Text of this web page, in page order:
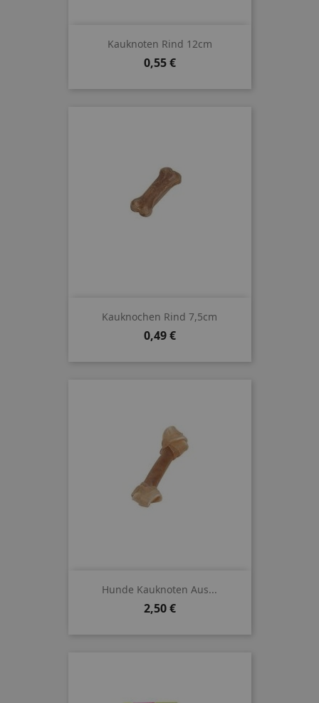
Kauknoten Rind 12cm
Preis
0,55 €
Kauknochen Rind 7,5cm
Preis
0,49 €
Hunde Kauknoten Aus...
Preis
2,50 €